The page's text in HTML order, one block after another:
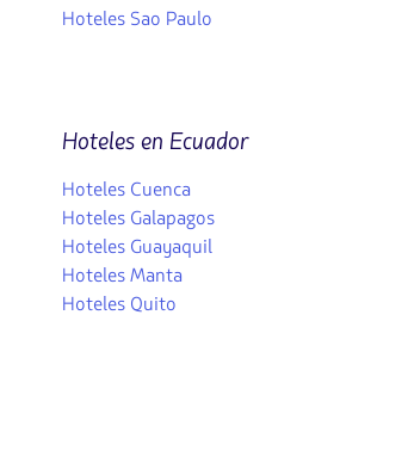
Hoteles Sao Paulo
Hoteles en Ecuador
Hoteles Cuenca
Hoteles Galapagos
Hoteles Guayaquil
Hoteles Manta
Hoteles Quito